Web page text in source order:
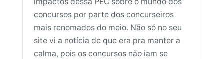
concursos por parte dos concurseiros
mais renomados do meio. Não só no seu
site vi a notícia de que era pra manter a
calma, pois os concursos não iam se